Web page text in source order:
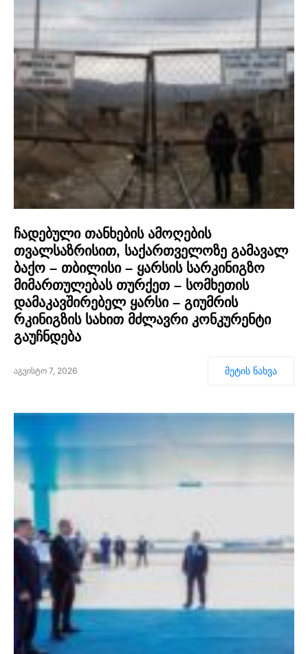
ჩადებული თანხების ამოღების
თვალსაზრისით, საქართველოზე გამავალ
ბაქო – თბილისი – ყარსის სარკინიგზო
მიმართულებას თურქეთ – სომხეთის
დამაკავშირებელ ყარსი – გიუმრის
რკინიგზის სახით მძლავრი კონკურენტი
გაუჩნდება
აგვისტო 7, 2026 მეტის ნახვა